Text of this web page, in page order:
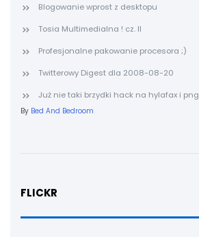
Blogowanie wprost z desktopu
Tosia Multimedialna ! cz. II
Profesjonalne pakowanie procesora ;)
Twitterowy Digest dla 2008-08-20
Już nie taki brzydki hack na hylafax i png
By Bed And Bedroom
FLICKR